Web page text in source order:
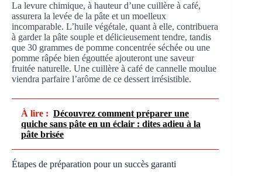
La levure chimique, à hauteur d’une cuillère à café,
assurera la levée de la pâte et un moelleux
incomparable. L’huile végétale, quant à elle, contribuera
à garder la pâte souple et délicieusement tendre, tandis
que 30 grammes de pomme concentrée séchée ou une
pomme râpée bien égouttée ajouteront une saveur
fruitée naturelle. Une cuillère à café de cannelle moulue
viendra parfaire l’arôme de ce dessert irrésistible.
À lire : Découvrez comment préparer une
quiche sans pâte en un éclair : dites adieu à la
pâte brisée
Étapes de préparation pour un succès garanti